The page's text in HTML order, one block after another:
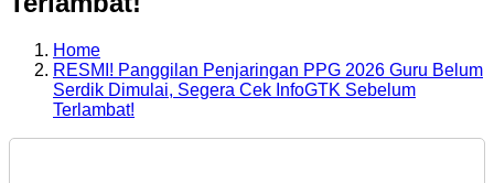
Home
RESMI! Panggilan Penjaringan PPG 2026 Guru Belum
Serdik Dimulai, Segera Cek InfoGTK Sebelum
Terlambat!